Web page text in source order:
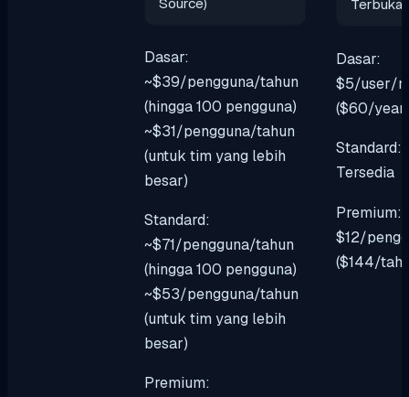
Dasar:
~$39/pengguna/tahun
(hingga 100 pengguna)
~$31/pengguna/tahun
(untuk tim yang lebih
besar)
Standard:
~$71/pengguna/tahun
(hingga 100 pengguna)
~$53/pengguna/tahun
(untuk tim yang lebih
besar)
Premium:
Terbuka)
Dasar:
$5/user/
($60/
Standard:
Tersedia
Premium:
$12/
($144/